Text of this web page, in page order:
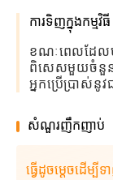
ការទិញក្នុងកម្មវិធី
ខណៈពេលដែល
ពិសេសមួយចំនួនអ
អ្នកប្រើប្រាស់នូ
សំណួរញឹកញាប់
ធ្វើដូចម្តេចដើ